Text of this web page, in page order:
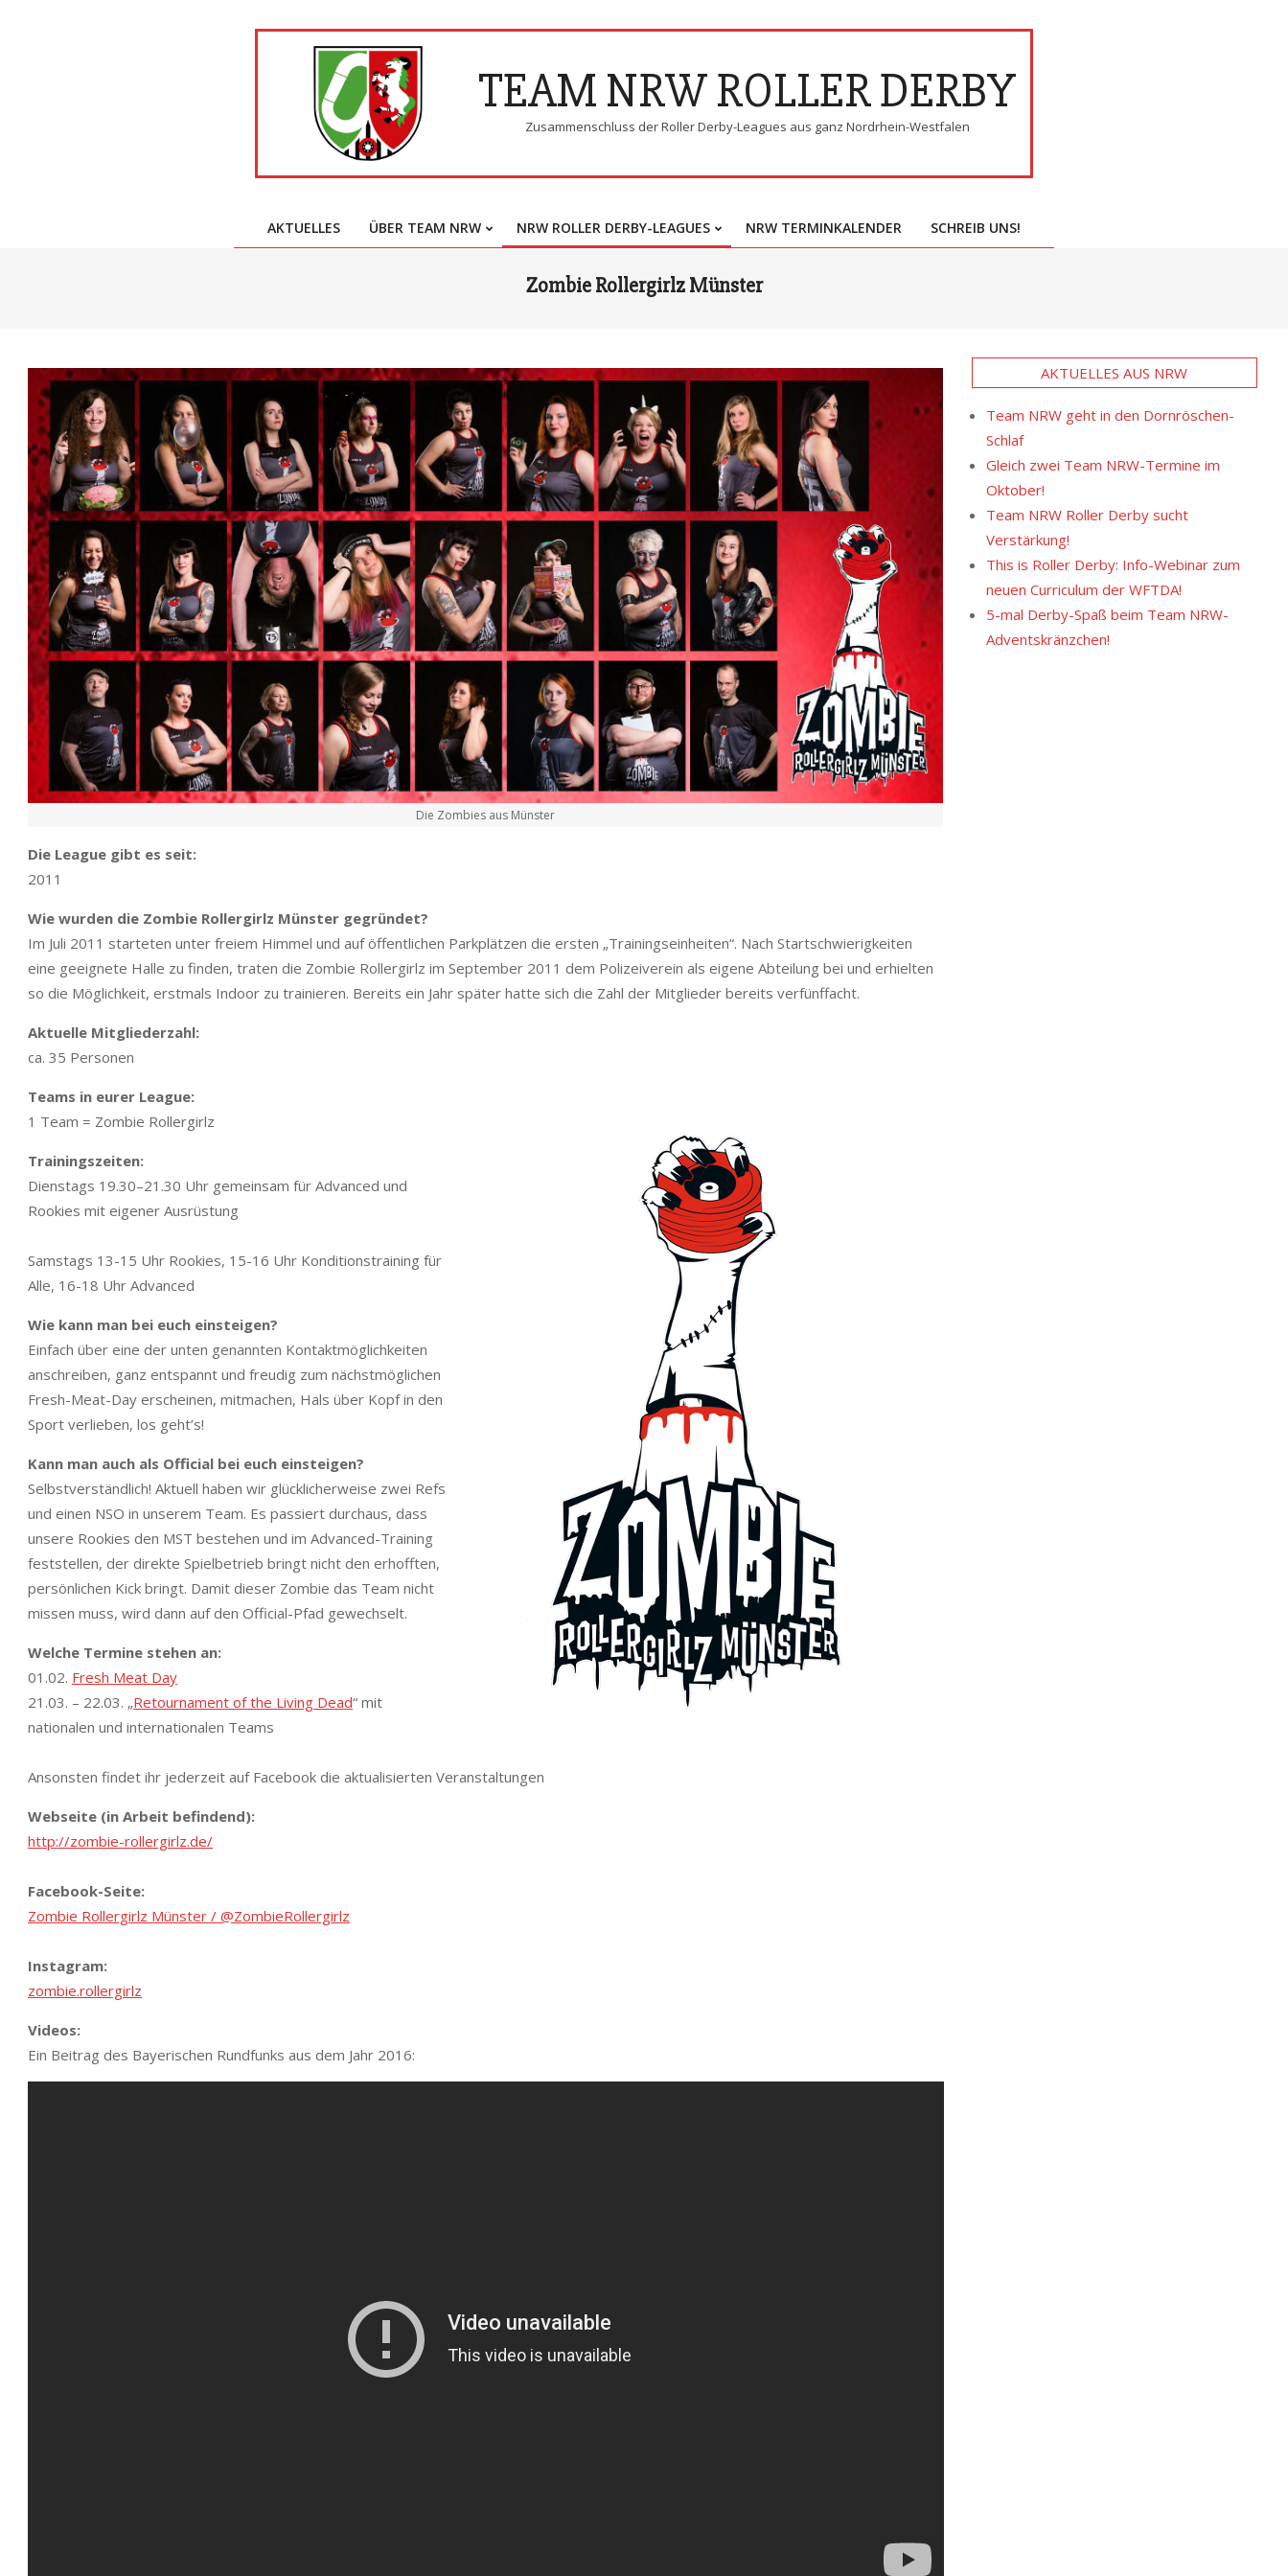
TEAM NRW ROLLER DERBY
Zusammenschluss der Roller Derby-Leagues aus ganz Nordrhein-Westfalen
Primary
Menu
AKTUELLES ÜBER TEAM NRW NRW ROLLER DERBY-LEAGUES NRW TERMINKALENDER SCHREIB UNS!
Zombie Rollergirlz Münster
Die Zombies aus Münster
Die League gibt es seit:
2011
Wie wurden die Zombie Rollergirlz Münster gegründet?
Im Juli 2011 starteten unter freiem Himmel und auf öffentlichen Parkplätzen die ersten „Trainingseinheiten“. Nach Startschwierigkeiten
eine geeignete Halle zu finden, traten die Zombie Rollergirlz im September 2011 dem Polizeiverein als eigene Abteilung bei und erhielten
so die Möglichkeit, erstmals Indoor zu trainieren. Bereits ein Jahr später hatte sich die Zahl der Mitglieder bereits verfünffacht.
Aktuelle Mitgliederzahl:
ca. 35 Personen
Teams in eurer League:
1 Team = Zombie Rollergirlz
Trainingszeiten:
Dienstags 19.30–21.30 Uhr gemeinsam für Advanced und
Rookies mit eigener Ausrüstung
Samstags 13-15 Uhr Rookies, 15-16 Uhr Konditionstraining für
Alle, 16-18 Uhr Advanced
Wie kann man bei euch einsteigen?
Einfach über eine der unten genannten Kontaktmöglichkeiten
anschreiben, ganz entspannt und freudig zum nächstmöglichen
Fresh-Meat-Day erscheinen, mitmachen, Hals über Kopf in den
Sport verlieben, los geht’s!
Kann man auch als Official bei euch einsteigen?
Selbstverständlich! Aktuell haben wir glücklicherweise zwei Refs
und einen NSO in unserem Team. Es passiert durchaus, dass
unsere Rookies den MST bestehen und im Advanced-Training
feststellen, der direkte Spielbetrieb bringt nicht den erhofften,
persönlichen Kick bringt. Damit dieser Zombie das Team nicht
missen muss, wird dann auf den Official-Pfad gewechselt.
Welche Termine stehen an:
01.02. Fresh Meat Day
21.03. – 22.03. „Retournament of the Living Dead“ mit
nationalen und internationalen Teams
Ansonsten findet ihr jederzeit auf Facebook die aktualisierten Veranstaltungen
Webseite (in Arbeit befindend):
http://zombie-rollergirlz.de/
Facebook-Seite:
Zombie Rollergirlz Münster / @ZombieRollergirlz
Instagram:
zombie.rollergirlz
Videos:
Ein Beitrag des Bayerischen Rundfunks aus dem Jahr 2016:
AKTUELLES AUS NRW
Team NRW geht in den Dornröschen-
Schlaf
Gleich zwei Team NRW-Termine im
Oktober!
Team NRW Roller Derby sucht
Verstärkung!
This is Roller Derby: Info-Webinar zum
neuen Curriculum der WFTDA!
5-mal Derby-Spaß beim Team NRW-
Adventskränzchen!